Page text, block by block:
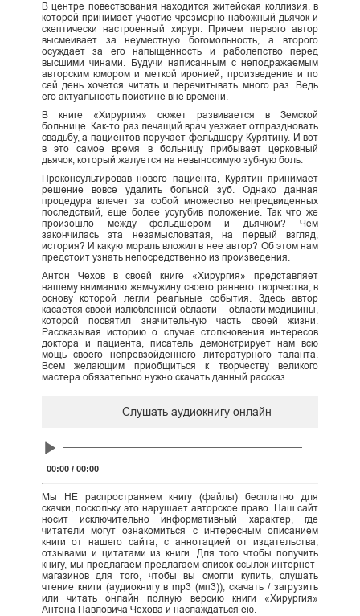
В центре повествования находится житейская коллизия, в
которой принимает участие чрезмерно набожный дьячок и
скептически настроенный хирург. Причем первого автор
высмеивает за неуместную богомольность, а второго
осуждает за его напыщенность и раболепство перед
высшими чинами. Будучи написанным с неподражаемым
авторским юмором и меткой иронией, произведение и по
сей день хочется читать и перечитывать много раз. Ведь
его актуальность поистине вне времени.
В книге «Хирургия» сюжет развивается в Земской
больнице. Как-то раз лечащий врач уезжает отпраздновать
свадьбу, а пациентов поручает фельдшеру Курятину. И вот
в это самое время в больницу прибывает церковный
дьячок, который жалуется на невыносимую зубную боль.
Проконсультировав нового пациента, Курятин принимает
решение вовсе удалить больной зуб. Однако данная
процедура влечет за собой множество непредвиденных
последствий, еще более усугубив положение. Так что же
произошло между фельдшером и дьячком? Чем
закончилась эта незамысловатая, на первый взгляд,
история? И какую мораль вложил в нее автор? Об этом нам
предстоит узнать непосредственно из произведения.
Антон Чехов в своей книге «Хирургия» представляет
нашему вниманию жемчужину своего раннего творчества, в
основу которой легли реальные события. Здесь автор
касается своей излюбленной области – области медицины,
которой посвятил значительную часть своей жизни.
Рассказывая историю о случае столкновения интересов
доктора и пациента, писатель демонстрирует нам всю
мощь своего непревзойденного литературного таланта.
Всем желающим приобщиться к творчеству великого
мастера обязательно нужно скачать данный рассказ.
Слушать аудиокнигу онлайн
Audio
00:00/ 00:00
Мы НЕ распространяем книгу (файлы) бесплатно для
скачки, поскольку это нарушает авторское право. Наш сайт
носит исключительно информативный характер, где
читатели могут ознакомиться с интересным описанием
книги от нашего сайта, с аннотацией от издательства,
отзывами и цитатами из книги. Для того чтобы получить
книгу, мы предлагаем предлагаем список ссылок интернет-
магазинов для того, чтобы вы смогли купить, слушать
чтение книги (аудиокнигу в mp3 (мп3)), скачать / загрузить
или читать онлайн полную версию книги «Хирургия»
Антона Павловича Чехова и наслаждаться ею.